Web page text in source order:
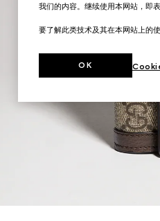
我们的内容。继续使用本网站，即
要了解此类技术及其在本网站上的
OK